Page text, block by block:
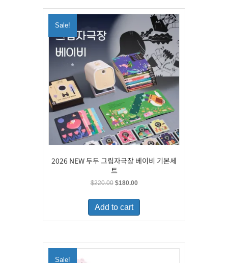
Sale!
2026 NEW 두두 그림자극장 베이비 기본세
트
$220.00 Original
was:
$220.00.
$180.00Current
is:
Add to cart
Sale!